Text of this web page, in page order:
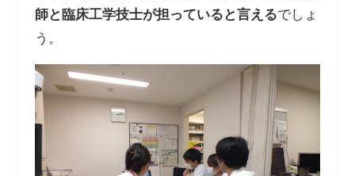
師と臨床工学技士が担っていると言えるでしょ
う。